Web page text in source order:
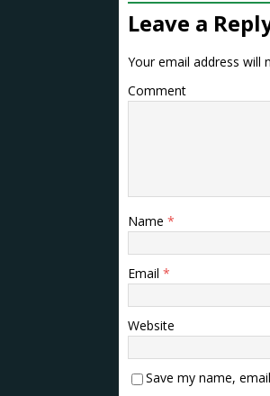
Leave a
Your email address will
Comment
Name *
Email *
Website
Save my name,